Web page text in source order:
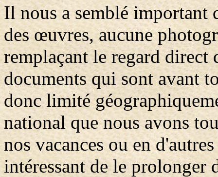
Il nous a semblé important
des œuvres, aucune
remplaçant le regard direct
documents qui sont avant
donc limité
national que nous avons
nos vacances ou en
intéressant de le prolonger